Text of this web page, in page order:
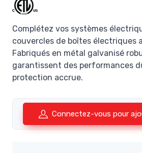
Complétez vos systèmes
couvercles de boîtes électriques
Fabriqués en métal galvanisé
garantissent des performances
protection accrue.
Connectez-vous pour